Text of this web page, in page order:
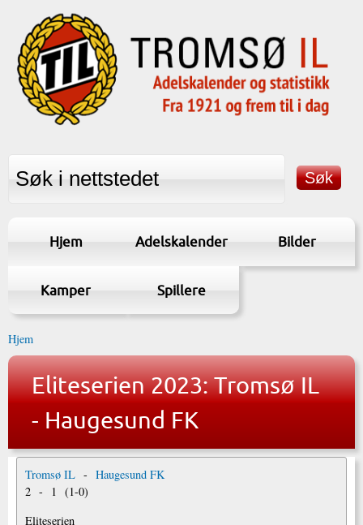
Hjem Adelskalender Bilder
Kamper Spillere
Hjem
Eliteserien 2023: Tromsø IL
- Haugesund FK
Tromsø IL - Haugesund FK
2 - 1 (1-0)
Eliteserien